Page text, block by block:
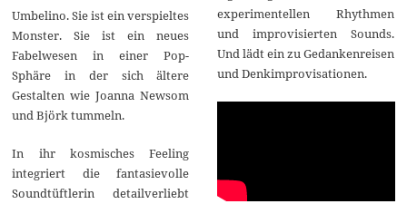
Umbelino. Sie ist ein verspieltes
Monster. Sie ist ein neues
Fabelwesen in einer Pop-
Sphäre in der sich ältere
Gestalten wie Joanna Newsom
und Björk tummeln.
In ihr kosmisches Feeling
integriert die fantasievolle
Soundtüftlerin detailverliebt
experimentellen Rhythmen
und improvisierten Sounds.
Und lädt ein zu Gedankenreisen
und Denkimprovisationen.